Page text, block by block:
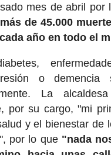
mes de abril por
más de 45.000
año en todo el
o demencia
La
por su cargo, "mi
y el bienestar de
por lo que"nada